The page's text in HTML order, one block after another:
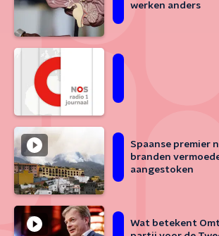
werken anders
Spaanse premier
branden
aangestoken
Wat betekent